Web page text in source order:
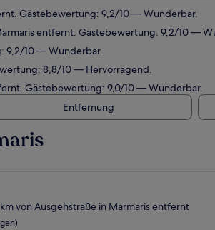
Gästebewertung: 9,2/10 — Wunderbar.
entfernt. Gästebewertung: 9,2/10 —
9,2/10 — Wunderbar.
8,8/10 — Hervorragend.
Gästebewertung: 9,0/10 — Wunderbar.
Entfernung
von Ausgehstraße in Marmaris entfernt